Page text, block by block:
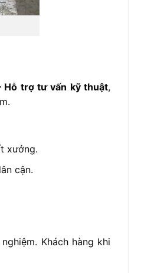
Hỗ trợ tư vấn kỹ thuật,
xưởng.
cận.
Khách hàng khi